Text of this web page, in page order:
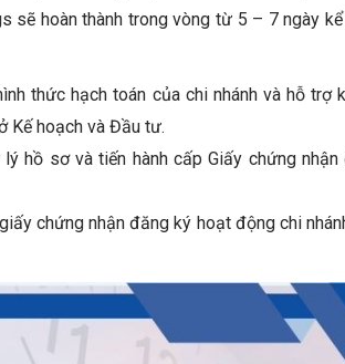
sẽ hoàn thành trong vòng từ 5 – 7 ngày
thức hạch toán của chi nhánh và hỗ trợ
Kế hoạch và Đầu tư.
hồ sơ và tiến hành cấp Giấy chứng
chứng nhận đăng ký hoạt động chi